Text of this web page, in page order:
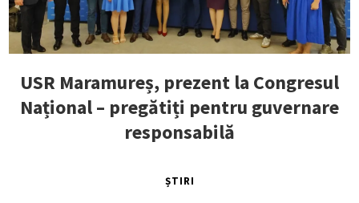
USR Maramureș, prezent la Congresul
Național – pregătiți pentru guvernare
responsabilă
ȘTIRI